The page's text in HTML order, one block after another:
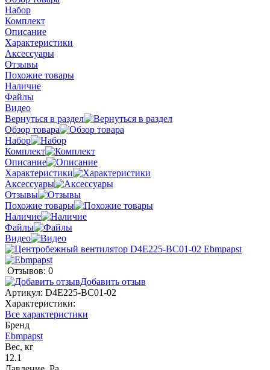
Набор
Комплект
Описание
Характеристики
Аксессуары
Отзывы
Похожие товары
Наличие
Файлы
Видео
Вернуться в раздел
Обзор товара
Набор
Комплект
Описание
Характеристики
Аксессуары
Отзывы
Похожие товары
Наличие
Файлы
Видео
Отзывов: 0
Добавить отзыв
Артикул: D4E225-BC01-02
Характеристики:
Все характеристики
Бренд
Ebmpapst
Вес, кг
12.1